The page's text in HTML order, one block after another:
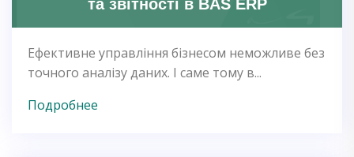
та звітності в BAS ERP
Ефективне управління бізнесом неможливе без
точного аналізу даних. І саме тому в...
Подробнее